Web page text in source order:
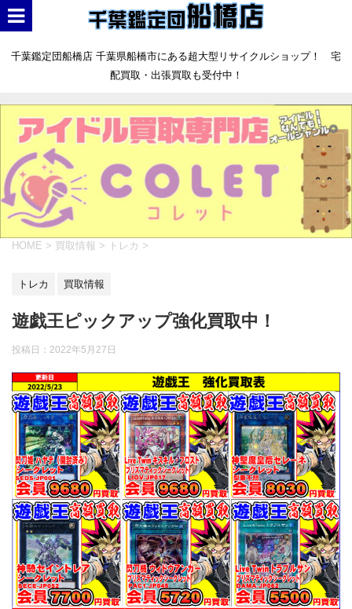
千葉鑑定団船橋店 千葉県船橋市にある超大型リサイクルショップ！ 宅
配買取・出張買取も受付中！
HOME > 買取情報 > トレカ >
トレカ 買取情報
遊戯王ピックアップ強化買取中！
投稿日： 2022年5月27日